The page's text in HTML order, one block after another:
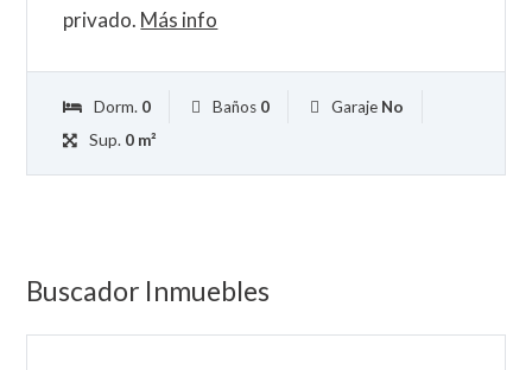
privado. Más info
Dorm. 0 Baños 0 Garaje No
Sup. 0 m²
Buscador Inmuebles